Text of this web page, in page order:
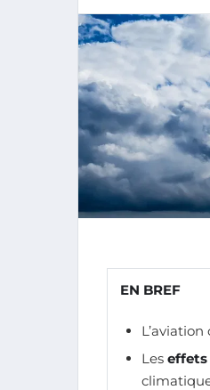
EN BREF
Les effets